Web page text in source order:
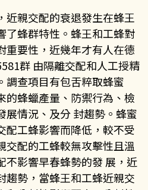
親交配的衰退發生在蜂王
了蜂群特性。蜂王和工蜂對
重要性，近幾年才有人在德
群 由隔離交配和人工授精
調查項目有包舌粹取蜂蜜
的蜂蠟產量、防禦行為、檢
展情況、及分 封趨勢。蜂蜜
配工蜂影響而降低，較不受
交配的工蜂較無攻擊性且溫
不影響早春蜂勢的發 展，近
趨勢，當蜂王和工蜂近親交